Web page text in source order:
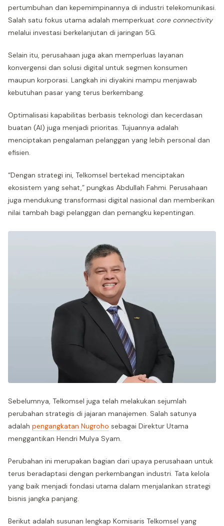
pertumbuhan dan kepemimpinannya di industri telekomunikasi.
Salah satu fokus utama adalah memperkuat core connectivity
melalui investasi berkelanjutan di jaringan 5G.
Selain itu, perusahaan juga akan memperluas layanan
konvergensi dan solusi digital untuk segmen konsumen
maupun korporasi. Langkah ini diyakini mampu menjawab
kebutuhan pasar yang terus berkembang.
Optimalisasi kapabilitas berbasis teknologi dan kecerdasan
buatan (AI) juga menjadi prioritas. Tujuannya adalah
menciptakan pengalaman pelanggan yang lebih personal dan
efisien.
“Dengan strategi ini, Telkomsel bertekad menciptakan
ekosistem yang sehat,” pungkas Abdullah Fahmi. Perusahaan
juga mendukung transformasi digital nasional dan memberikan
nilai tambah bagi pelanggan dan pemangku kepentingan.
Sebelumnya, Telkomsel juga telah melakukan sejumlah
perubahan strategis di jajaran manajemen. Salah satunya
adalah pengangkatan Nugroho sebagai Direktur Utama
menggantikan Hendri Mulya Syam.
Perubahan ini merupakan bagian dari upaya perusahaan untuk
terus beradaptasi dengan perkembangan industri. Tata kelola
yang baik menjadi fondasi utama dalam menjalankan strategi
bisnis jangka panjang.
Berikut adalah susunan lengkap Komisaris Telkomsel yang